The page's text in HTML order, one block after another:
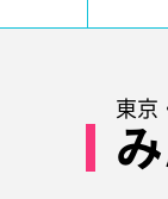
東京